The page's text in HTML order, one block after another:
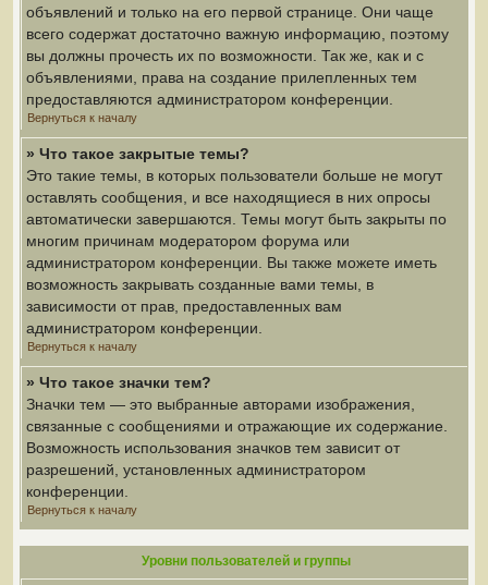
объявлений и только на его первой странице. Они чаще
всего содержат достаточно важную информацию, поэтому
вы должны прочесть их по возможности. Так же, как и с
объявлениями, права на создание прилепленных тем
предоставляются администратором конференции.
Вернуться к началу
» Что такое закрытые темы?
Это такие темы, в которых пользователи больше не могут
оставлять сообщения, и все находящиеся в них опросы
автоматически завершаются. Темы могут быть закрыты по
многим причинам модератором форума или
администратором конференции. Вы также можете иметь
возможность закрывать созданные вами темы, в
зависимости от прав, предоставленных вам
администратором конференции.
Вернуться к началу
» Что такое значки тем?
Значки тем — это выбранные авторами изображения,
связанные с сообщениями и отражающие их содержание.
Возможность использования значков тем зависит от
разрешений, установленных администратором
конференции.
Вернуться к началу
Уровни пользователей и группы